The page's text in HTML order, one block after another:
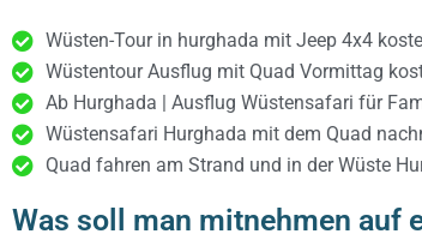
Wüsten-Tour in hurghada mit Jeep 4x4
Wüstentour Ausflug mit Quad Vormittag
Ab Hurghada | Ausflug Wüstensafari für
Wüstensafari Hurghada mit dem Quad
Quad fahren am Strand und in der Wüste
Was soll man mitnehmen auf